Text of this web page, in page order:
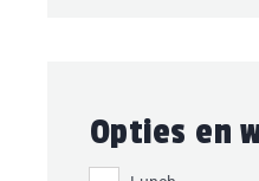
Opties en